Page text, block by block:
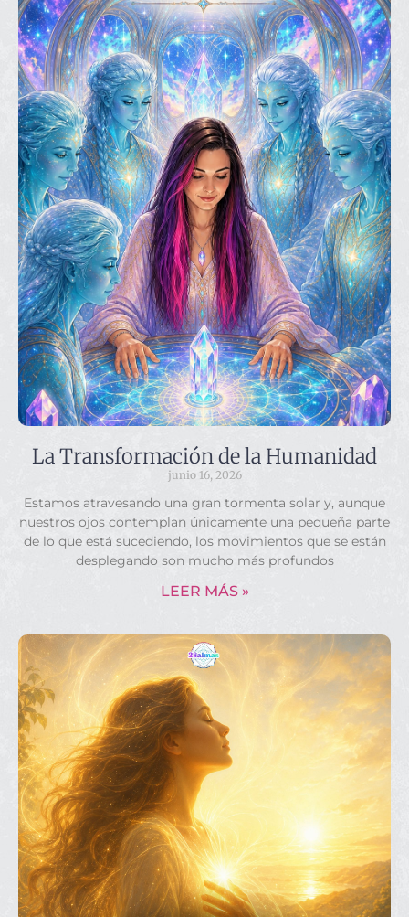
La Transformación de la Humanidad
junio 16, 2026
Estamos atravesando una gran tormenta solar y, aunque
nuestros ojos contemplan únicamente una pequeña parte
de lo que está sucediendo, los movimientos que se están
desplegando son mucho más profundos
LEER MÁS »